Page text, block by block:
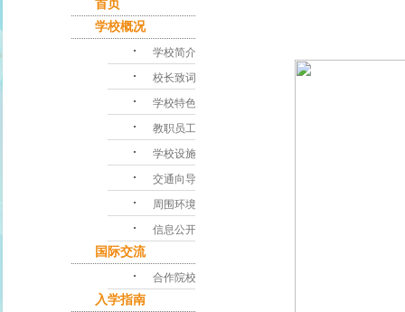
首页
学校概况
･ 学校简介
･ 校长致词
･ 学校特色
･ 教职员工
･ 学校设施
･ 交通向导
･ 周围环境
･ 信息公开
国际交流
･ 合作院校
入学指南